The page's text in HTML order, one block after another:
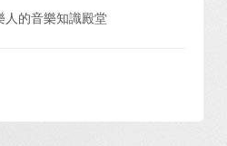
人的音樂知識殿堂